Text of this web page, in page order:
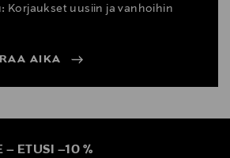
Korjaukset uusiin ja vanhoihin
AIKA
– ETUSI –10 %